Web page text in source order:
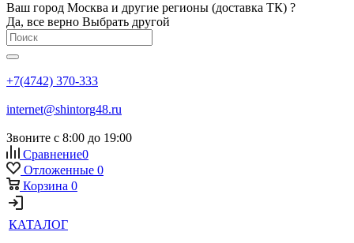
Ваш город Москва и другие регионы (доставка ТК) ?
Да, все верно Выбрать другой
+7(4742) 370-333
internet@shintorg48.ru
Звоните с 8:00 до 19:00
Сравнение0
Отложенные 0
Корзина 0
КАТАЛОГ